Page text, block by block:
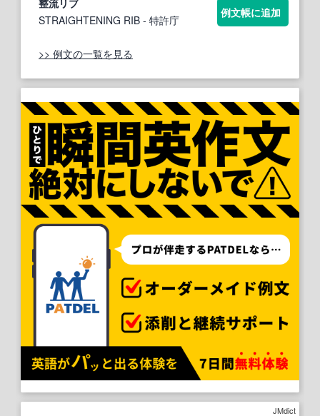
STRAIGHTENING RIB - 特許庁
例文帳に追加
>> 例文の一覧を見る
JMdict